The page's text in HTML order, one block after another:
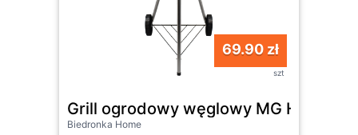
69.90 zł
szt
Grill ogrodowy węglowy MG Home
Biedronka Home